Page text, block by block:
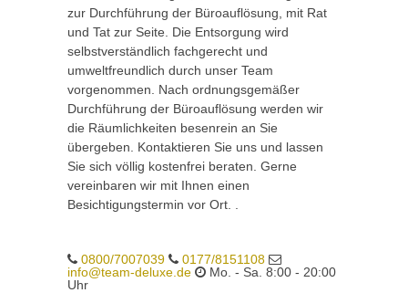
zur Durchführung der Büroauflösung, mit Rat
und Tat zur Seite. Die Entsorgung wird
selbstverständlich fachgerecht und
umweltfreundlich durch unser Team
vorgenommen. Nach ordnungsgemäßer
Durchführung der Büroauflösung werden wir
die Räumlichkeiten besenrein an Sie
übergeben. Kontaktieren Sie uns und lassen
Sie sich völlig kostenfrei beraten. Gerne
vereinbaren wir mit Ihnen einen
Besichtigungstermin vor Ort. .
0800/7007039
0177/8151108
info@team-deluxe.de
Mo. - Sa. 8:00 - 20:00
Uhr